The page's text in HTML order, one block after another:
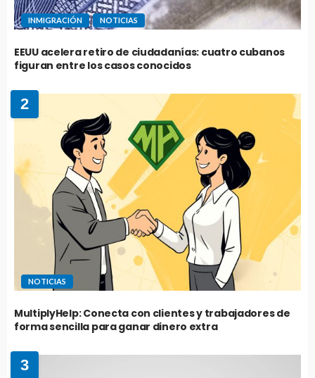
INMIGRACIÓN NOTICIAS
EEUU acelera retiro de ciudadanías: cuatro cubanos
figuran entre los casos conocidos
2
NOTICIAS
MultiplyHelp: Conecta con clientes y trabajadores de
forma sencilla para ganar dinero extra
3